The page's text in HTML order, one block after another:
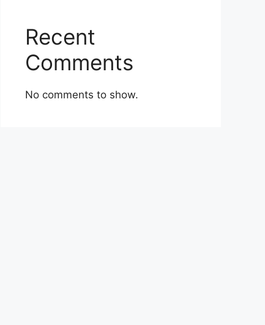
Recent
Comments
No comments to show.